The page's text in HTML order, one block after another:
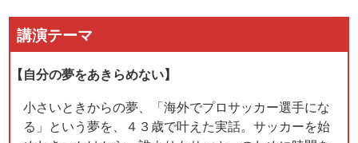
講演テーマ
【自分の夢をあきらめない】
小さいときからの夢、「海外でプロサッカー選手にな
る」という夢を、４３歳で叶えた実話。サッカーを始